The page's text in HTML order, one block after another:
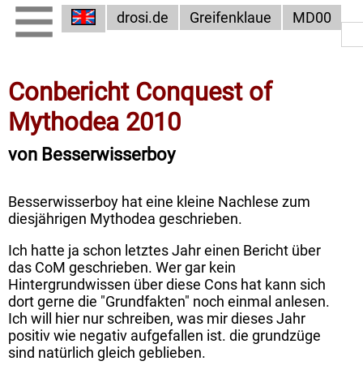
drosi.de Greifenklaue MD00
Conbericht Conquest of
Mythodea 2010
von Besserwisserboy
Besserwisserboy hat eine kleine Nachlese zum
diesjährigen Mythodea geschrieben.
Ich hatte ja schon letztes Jahr einen Bericht über
das CoM geschrieben. Wer gar kein
Hintergrundwissen über diese Cons hat kann sich
dort gerne die "Grundfakten" noch einmal anlesen.
Ich will hier nur schreiben, was mir dieses Jahr
positiv wie negativ aufgefallen ist. die grundzüge
sind natürlich gleich geblieben.